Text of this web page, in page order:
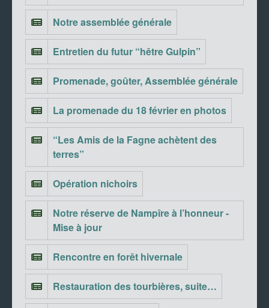
Notre assemblée générale
Entretien du futur “hêtre Gulpin”
Promenade, goûter, Assemblée générale
La promenade du 18 février en photos
“Les Amis de la Fagne achètent des
terres”
Opération nichoirs
Notre réserve de Nampîre à l’honneur -
Mise à jour
Rencontre en forêt hivernale
Restauration des tourbières, suite…